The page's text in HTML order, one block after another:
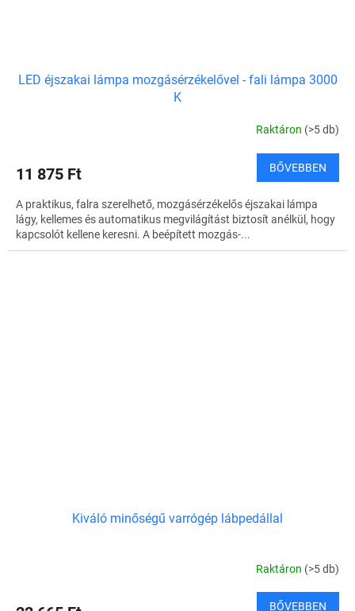
LED éjszakai lámpa mozgásérzékelővel - fali lámpa 3000
K
Raktáron (>5 db)
11 875 Ft BŐVEBBEN
A praktikus, falra szerelhető, mozgásérzékelős éjszakai lámpa
lágy, kellemes és automatikus megvilágítást biztosít anélkül, hogy
kapcsolót kellene keresni. A beépített mozgás-...
Kiváló minőségű varrógép lábpedállal
Raktáron (>5 db)
BŐVEBBEN